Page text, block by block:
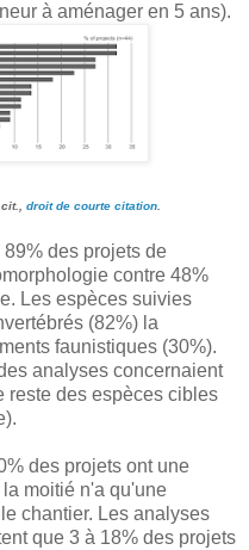
à aménager en 5 ans).
droit de courte citation.
des projets de
contre 48%
Les espèces suivies
(82%) la
faunistiques (30%).
analyses concernaient
reste des espèces cibles
des projets ont une
moitié n'a qu'une
chantier. Les analyses
que 3 à 18% des projets